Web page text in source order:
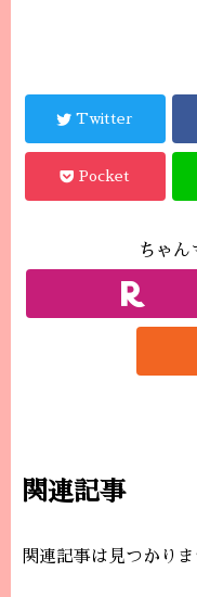
Twitter
Pocket
ちゃん
関連記事
関連記事は見つかりま